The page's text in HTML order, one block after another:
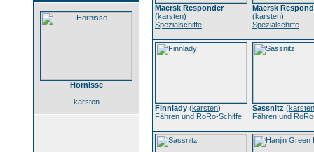
Hornisse
karsten
Maersk Responder
(karsten)
Spezialschiffe
Maersk
(karsten)
Spezialschiffe
Finnlady (karsten)
Fähren und RoRo-Schiffe
Sassnitz (karsten
Fähren und